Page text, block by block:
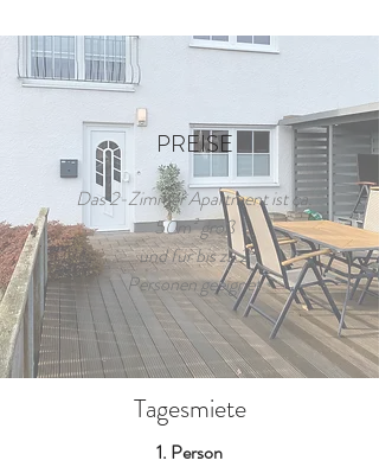
PREISE
Das 2-Zimmer Apartment ist ca.
50m² groß
und für bis zu 2
Personen geeignet
Tagesmiete
1. Person